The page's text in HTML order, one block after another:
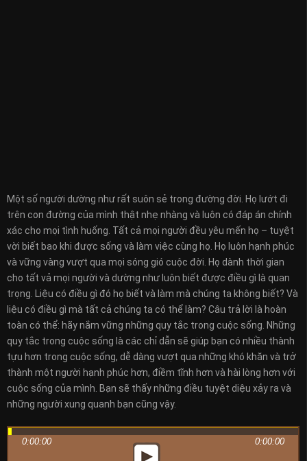
Một số người dường như rất suôn sẻ trong đường đời. Họ lướt đi
trên con đường của mình thật nhẹ nhàng và luôn có đáp án chính
xác cho mọi tình huống. Tất cả mọi người đều yêu mến họ – tuyệt
vời biết bao khi được sống và làm việc cùng họ. Họ luôn hạnh phúc
và vững vàng vượt qua mọi sóng gió cuộc đời. Họ dành thời gian
cho tất vả mọi người và dường như luôn biết được điều gì là quan
trọng. Liệu có điều gì đó họ biết và làm mà chúng ta không biết? Và
liệu có điều gì mà tất cả chúng ta có thể làm? Câu trả lời là hoàn
toàn có thể: hãy nắm vững những quy tắc trong cuộc sống. Những
quy tắc trong cuộc sống là các chỉ dẫn sẽ giúp bạn có nhiều thành
tựu hơn trong cuộc sống, dễ dàng vượt qua những khó khăn và trở
thành một người hạnh phúc hơn, điềm tĩnh hơn và hài lòng hơn với
cuộc sống của mình. Bạn sẽ thấy những điều tuyệt diệu xảy ra và
những người xung quanh bạn cũng vậy.
0:00:00 0:00:00